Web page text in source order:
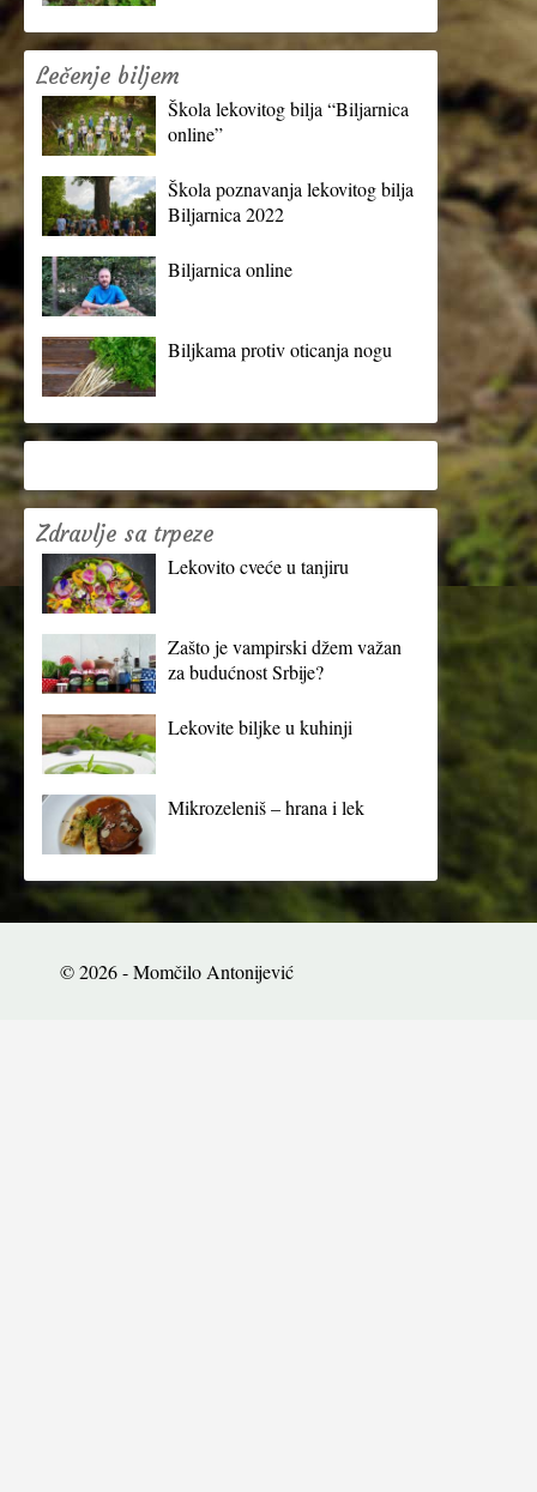
Lečenje biljem
Škola lekovitog bilja “Biljarnica
online”
Škola poznavanja lekovitog bilja
Biljarnica 2022
Biljarnica online
Biljkama protiv oticanja nogu
Zdravlje sa trpeze
Lekovito cveće u tanjiru
Zašto je vampirski džem važan
za budućnost Srbije?
Lekovite biljke u kuhinji
Mikrozeleniš – hrana i lek
© 2026 - Momčilo Antonijević